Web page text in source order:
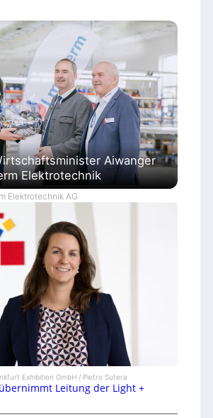
Aiwanger
Elektrotechnik
Elektrotechnik AG
Exhibition GmbH / Pietro Sutera
Leitung der Light +